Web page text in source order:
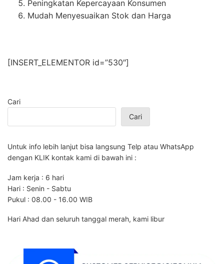
Peningkatan Kepercayaan Konsumen
Mudah Menyesuaikan Stok dan Harga
[INSERT_ELEMENTOR id=”530″]
Cari
Cari
Untuk info lebih lanjut bisa langsung Telp atau WhatsApp
dengan KLIK kontak kami di bawah ini :
Jam kerja : 6 hari
Hari : Senin - Sabtu
Pukul : 08.00 - 16.00 WIB
Hari Ahad dan seluruh tanggal merah, kami libur